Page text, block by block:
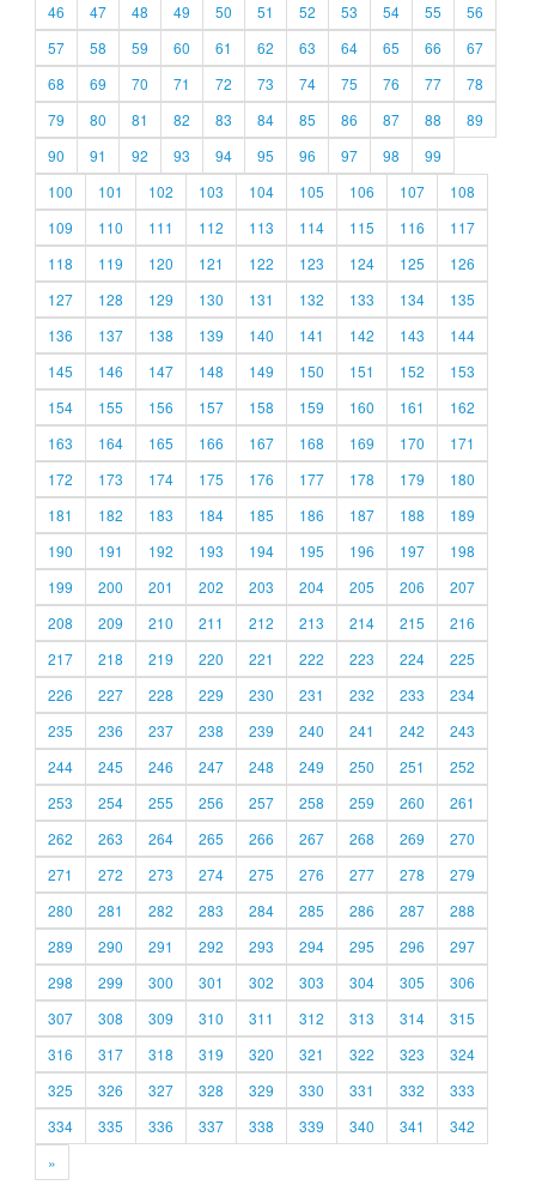
46
47 48 49 50 51 52 53 54 55
56
57
58 59 60 61 62 63 64 65 66
67
68
69 70 71 72 73 74 75 76 77
78
79
80 81 82 83 84 85 86 87 88
89
90
91 92 93 94 95 96 97 98
99
100
101 102 103 104 105 106 107
108
109
110 111 112 113 114 115 116
117
118
119 120 121 122 123 124 125
126
127
128 129 130 131 132 133 134
135
136
137 138 139 140 141 142 143
144
145
146 147 148 149 150 151 152
153
154
155 156 157 158 159 160 161
162
163
164 165 166 167 168 169 170
171
172
173 174 175 176 177 178 179
180
181
182 183 184 185 186 187 188
189
190
191 192 193 194 195 196 197
198
199
200 201 202 203 204 205 206
207
208
209 210 211 212 213 214 215
216
217
218 219 220 221 222 223 224
225
226
227 228 229 230 231 232 233
234
235
236 237 238 239 240 241 242
243
244
245 246 247 248 249 250 251
252
253
254 255 256 257 258 259 260
261
262
263 264 265 266 267 268 269
270
271
272 273 274 275 276 277 278
279
280
281 282 283 284 285 286 287
288
289
290 291 292 293 294 295 296
297
298
299 300 301 302 303 304 305
306
307
308 309 310 311 312 313 314
315
316
317 318 319 320 321 322 323
324
325
326 327 328 329 330 331 332
333
334
335 336 337 338 339 340 341
342
»